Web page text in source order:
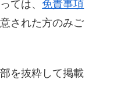
ては、 免責事項
された方のみご
を抜粋して掲載